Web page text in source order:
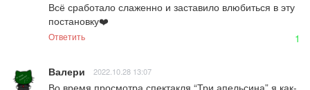
Всё сработало слаженно и заставило влюбиться в эту
постановку❤️
Ответить 1
Валери 2022.10.28 13:07